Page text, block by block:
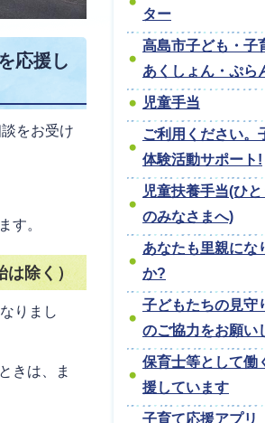
応援し
をお受け
す。
は除く）
りまし
きは、ま
ター
高島市子ども・子
あくしょん・ぷら
児童手当
ご利用ください。
体験活動サポート!
児童扶養手当(ひ
のみなさまへ)
あなたも里親にな
か?
子どもたちの見守
のご協力をお願い
保育士等として働
援しています
子育て応援アプリ